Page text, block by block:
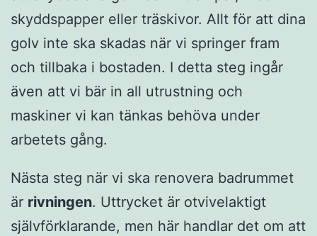
skyddspapper eller träskivor. Allt för att dina
golv inte ska skadas när vi springer fram
och tillbaka i bostaden. I detta steg ingår
även att vi bär in all utrustning och
maskiner vi kan tänkas behöva under
arbetets gång.
Nästa steg när vi ska renovera badrummet
är rivningen. Uttrycket är otvivelaktigt
självförklarande, men här handlar det om att